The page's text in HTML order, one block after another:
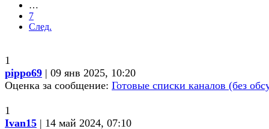
…
7
След.
1
pippo69 | 09 янв 2025, 10:20
Оценка за сообщение: Готовые списки каналов (без
1
Ivan15 | 14 май 2024, 07:10